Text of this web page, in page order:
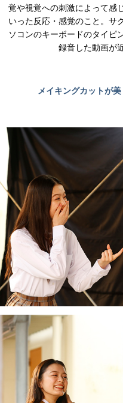
覚や視覚への刺激によって感
いった反応・感覚のこと。サ
ソコンのキーボードのタイピ
録音した動画が
メイキングカットが